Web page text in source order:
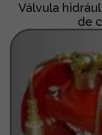
Válvula
de